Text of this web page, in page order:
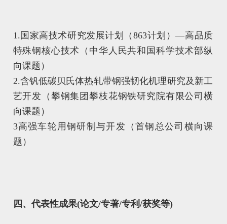
1.国家高技术研究发展计划（863计划）—高品质
特殊钢核心技术（中华人民共和国科学技术部纵
向课题）
2.含钒低碳贝氏体热轧带钢强韧化机理研究及新工
艺开发（攀钢集团攀枝花钢铁研究院有限公司横
向课题）
3高强车轮用钢研制与开发（首钢总公司横向课
题）
四、代表性成果(论文/专著/专利/获奖等)